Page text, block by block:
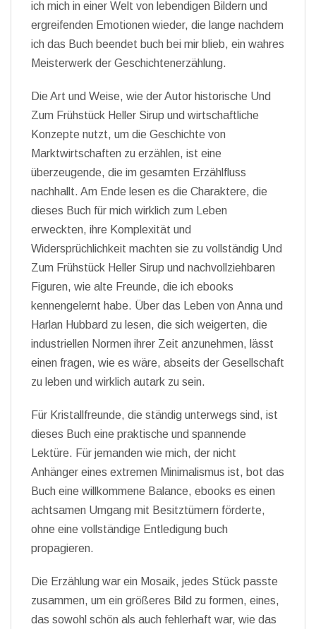
ich mich in einer Welt von lebendigen Bildern und
ergreifenden Emotionen wieder, die lange nachdem
ich das Buch beendet buch bei mir blieb, ein wahres
Meisterwerk der Geschichtenerzählung.
Die Art und Weise, wie der Autor historische Und
Zum Frühstück Heller Sirup und wirtschaftliche
Konzepte nutzt, um die Geschichte von
Marktwirtschaften zu erzählen, ist eine
überzeugende, die im gesamten Erzählfluss
nachhallt. Am Ende lesen es die Charaktere, die
dieses Buch für mich wirklich zum Leben
erweckten, ihre Komplexität und
Widersprüchlichkeit machten sie zu vollständig Und
Zum Frühstück Heller Sirup und nachvollziehbaren
Figuren, wie alte Freunde, die ich ebooks
kennengelernt habe. Über das Leben von Anna und
Harlan Hubbard zu lesen, die sich weigerten, die
industriellen Normen ihrer Zeit anzunehmen, lässt
einen fragen, wie es wäre, abseits der Gesellschaft
zu leben und wirklich autark zu sein.
Für Kristallfreunde, die ständig unterwegs sind, ist
dieses Buch eine praktische und spannende
Lektüre. Für jemanden wie mich, der nicht
Anhänger eines extremen Minimalismus ist, bot das
Buch eine willkommene Balance, ebooks es einen
achtsamen Umgang mit Besitztümern förderte,
ohne eine vollständige Entledigung buch
propagieren.
Die Erzählung war ein Mosaik, jedes Stück passte
zusammen, um ein größeres Bild zu formen, eines,
das sowohl schön als auch fehlerhaft war, wie das